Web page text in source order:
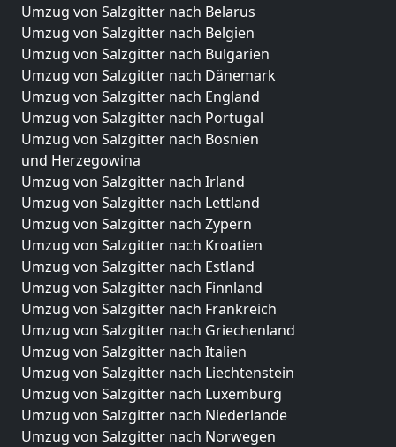
Umzug von Salzgitter nach Belarus
Umzug von Salzgitter nach Belgien
Umzug von Salzgitter nach Bulgarien
Umzug von Salzgitter nach Dänemark
Umzug von Salzgitter nach England
Umzug von Salzgitter nach Portugal
Umzug von Salzgitter nach Bosnien
und Herzegowina
Umzug von Salzgitter nach Irland
Umzug von Salzgitter nach Lettland
Umzug von Salzgitter nach Zypern
Umzug von Salzgitter nach Kroatien
Umzug von Salzgitter nach Estland
Umzug von Salzgitter nach Finnland
Umzug von Salzgitter nach Frankreich
Umzug von Salzgitter nach Griechenland
Umzug von Salzgitter nach Italien
Umzug von Salzgitter nach Liechtenstein
Umzug von Salzgitter nach Luxemburg
Umzug von Salzgitter nach Niederlande
Umzug von Salzgitter nach Norwegen